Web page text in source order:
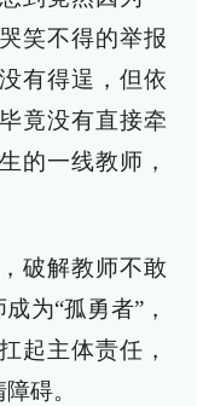
笑不得的举报
有得逞，但依
竟没有直接牵
的一线教师，
破解教师不敢
为“孤勇者”，
起主体责任，
碍。